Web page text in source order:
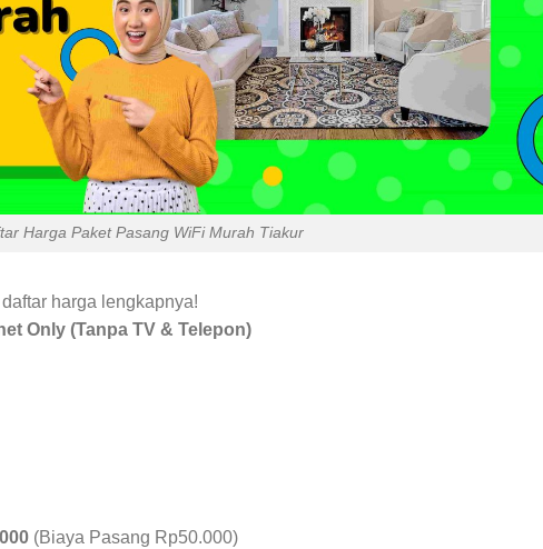
Harga Paket Pasang WiFi Murah Tiakur
harga lengkapnya!
Only (Tanpa TV & Telepon)
(Biaya Pasang Rp50.000)